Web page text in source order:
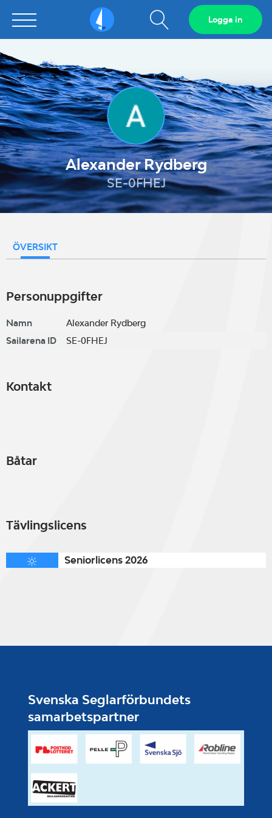
Sailarena Visa
sökfält
Logga in
Alexander Rydberg
SE-0FHEJ
ÖVERSIKT
Personuppgifter
Namn
Alexander Rydberg
Sailarena ID
SE-0FHEJ
Kontakt
Båtar
Tävlingslicens
Seniorlicens 2026
Svenska Seglarförbundets
samarbetspartner